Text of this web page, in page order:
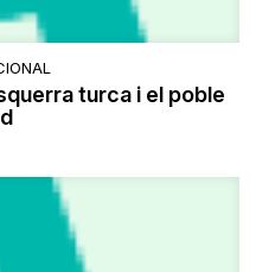
turca i el poble